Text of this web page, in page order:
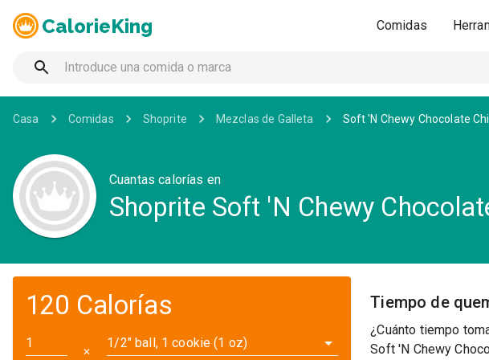
CalorieKing Comidas
Casa Comidas Shoprite Mezclas de Galleta Soft 'N Chewy Chocolate
Cuantas calorías en
Shoprite Soft 'N Chewy
120 Calorías
✕
1/2" ball, 1 cookie (1 oz)
Tiempo de
¿Cuánto tiempo
Soft 'N Chewy